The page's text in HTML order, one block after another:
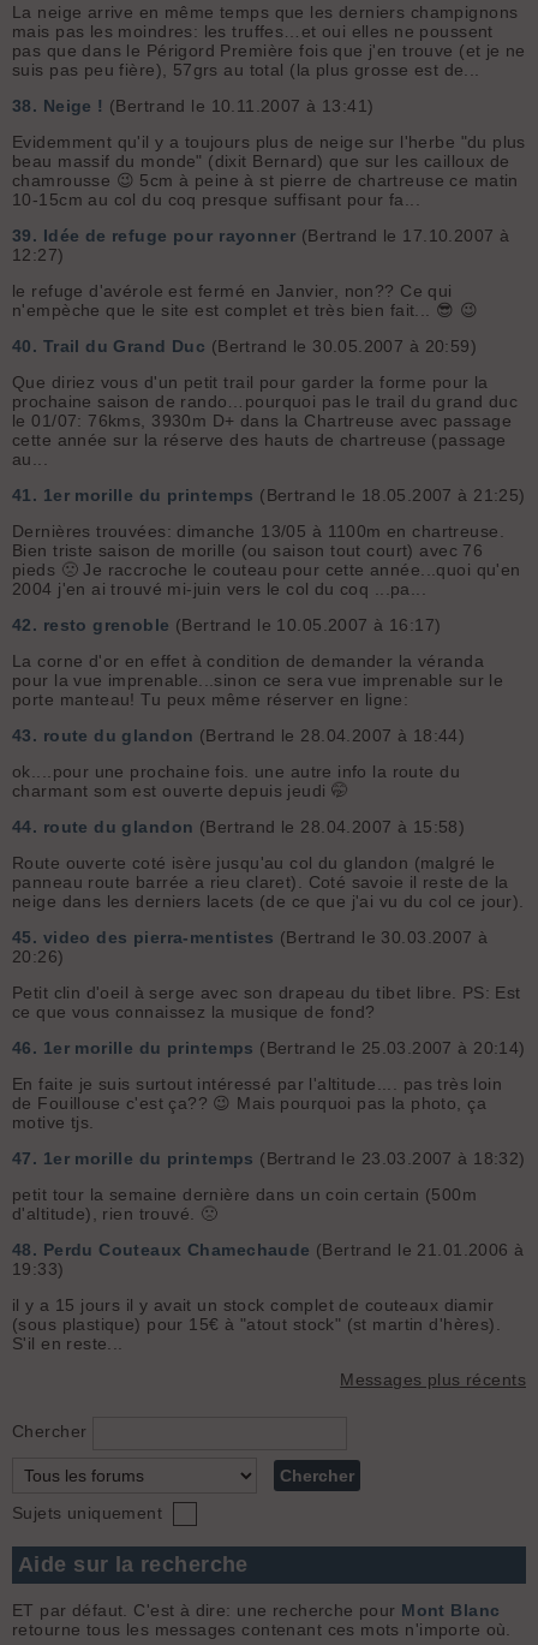
La neige arrive en même temps que les derniers champignons
mais pas les moindres: les truffes…et oui elles ne poussent
pas que dans le Périgord Première fois que j'en trouve (et je ne
suis pas peu fière), 57grs au total (la plus grosse est de...
38. Neige ! (Bertrand le 10.11.2007 à 13:41)
Evidemment qu'il y a toujours plus de neige sur l'herbe "du plus
beau massif du monde" (dixit Bernard) que sur les cailloux de
chamrousse 😉 5cm à peine à st pierre de chartreuse ce matin
10-15cm au col du coq presque suffisant pour fa...
39. Idée de refuge pour rayonner (Bertrand le 17.10.2007 à
12:27)
le refuge d'avérole est fermé en Janvier, non?? Ce qui
n'empèche que le site est complet et très bien fait... 😎 😉
40. Trail du Grand Duc (Bertrand le 30.05.2007 à 20:59)
Que diriez vous d'un petit trail pour garder la forme pour la
prochaine saison de rando…pourquoi pas le trail du grand duc
le 01/07: 76kms, 3930m D+ dans la Chartreuse avec passage
cette année sur la réserve des hauts de chartreuse (passage
au...
41. 1er morille du printemps (Bertrand le 18.05.2007 à 21:25)
Dernières trouvées: dimanche 13/05 à 1100m en chartreuse.
Bien triste saison de morille (ou saison tout court) avec 76
pieds 🙁 Je raccroche le couteau pour cette année...quoi qu'en
2004 j'en ai trouvé mi-juin vers le col du coq ...pa...
42. resto grenoble (Bertrand le 10.05.2007 à 16:17)
La corne d'or en effet à condition de demander la véranda
pour la vue imprenable...sinon ce sera vue imprenable sur le
porte manteau! Tu peux même réserver en ligne:
43. route du glandon (Bertrand le 28.04.2007 à 18:44)
ok....pour une prochaine fois. une autre info la route du
charmant som est ouverte depuis jeudi 🤭
44. route du glandon (Bertrand le 28.04.2007 à 15:58)
Route ouverte coté isère jusqu'au col du glandon (malgré le
panneau route barrée a rieu claret). Coté savoie il reste de la
neige dans les derniers lacets (de ce que j'ai vu du col ce jour).
45. video des pierra-mentistes (Bertrand le 30.03.2007 à
20:26)
Petit clin d'oeil à serge avec son drapeau du tibet libre. PS: Est
ce que vous connaissez la musique de fond?
46. 1er morille du printemps (Bertrand le 25.03.2007 à 20:14)
En faite je suis surtout intéressé par l'altitude.... pas très loin
de Fouillouse c'est ça?? 😉 Mais pourquoi pas la photo, ça
motive tjs.
47. 1er morille du printemps (Bertrand le 23.03.2007 à 18:32)
petit tour la semaine dernière dans un coin certain (500m
d'altitude), rien trouvé. 🙁
48. Perdu Couteaux Chamechaude (Bertrand le 21.01.2006 à
19:33)
il y a 15 jours il y avait un stock complet de couteaux diamir
(sous plastique) pour 15€ à "atout stock" (st martin d'hères).
S'il en reste...
Messages plus récents
Chercher
Sujets uniquement
Aide sur la recherche
ET par défaut. C'est à dire: une recherche pour Mont Blanc
retourne tous les messages contenant ces mots n'importe où.